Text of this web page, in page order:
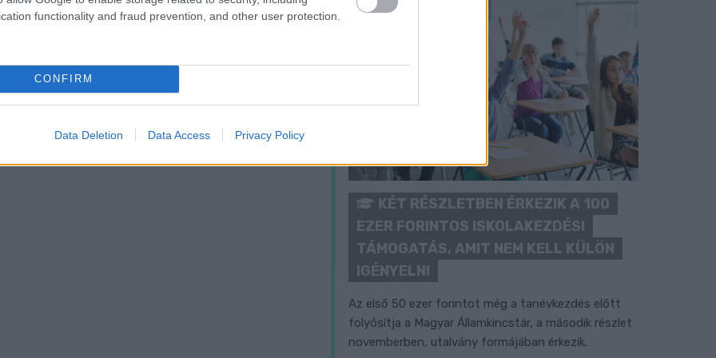
functionality and fraud prevention, and other user protection.
CONFIRM
Data Deletion Data Access Privacy Policy
KÉT RÉSZLETBEN ÉRKEZIK A 100
EZER FORINTOS ISKOLAKEZDÉSI
TÁMOGATÁS, AMIT NEM KELL KÜLÖN
IGÉNYELNI
Az első 50 ezer forintot még a tanévkezdés előtt
folyósítja a Magyar Államkincstár, a második részlet
novemberben, utalvány formájában érkezik.